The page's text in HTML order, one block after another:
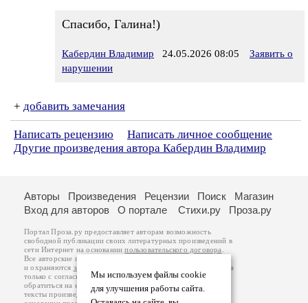
Спасибо, Галина!)
Кабердин Владимир 24.05.2026 08:05
Заявить о
нарушении
+ добавить замечания
Написать рецензию
Написать личное сообщение
Другие произведения автора Кабердин Владимир
Мы используем файлы cookie
для улучшения работы сайта.
Авторы Произведения Рецензии Поиск
Магазин
Вход для авторов
О портале Стихи.ру Проза.ру
Портал Проза.ру предоставляет авторам возможность
свободной публикации своих литературных произведений в
сети Интернет на основаниипользовательского договора
Все авторские права на произведения принадлежат авторам
и охраняются законом
. Перепечатка произведений возможна
только с согласия его автора, к которому вы можете
обратиться на его авторской странице. Ответственность за
тексты произведений авторы несут самостоятельно на